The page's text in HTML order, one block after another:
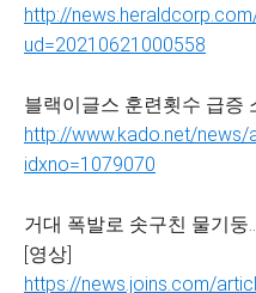
http://
ud=20210621000558
블랙이글스 훈련횟수 급증
http://www.kado.net/news/
idxno=1079070
거대 폭발로 솟구친 물기
[영상]
https://news.joins.com/